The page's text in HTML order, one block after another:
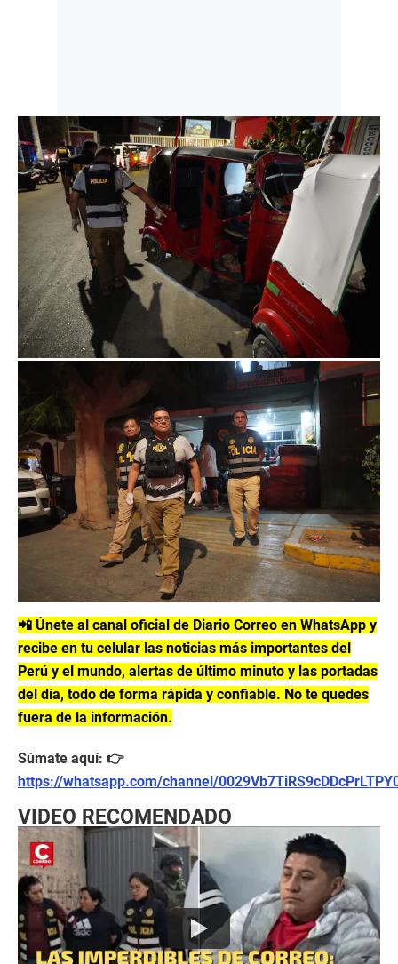
📲 Únete al canal oficial de Diario Correo en WhatsApp y
recibe en tu celular las noticias más importantes del
Perú y el mundo, alertas de último minuto y las portadas
del día, todo de forma rápida y confiable. No te quedes
fuera de la información.
Súmate aquí: 👉
https://whatsapp.com/channel/
VIDEO RECOMENDADO